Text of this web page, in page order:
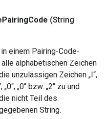
PairingCode (String
einem Pairing-Code-
alphabetischen Zeichen
unzulässigen Zeichen „I“,
„0“, „0“ bzw. „2“ zu und
nicht Teil des
String.